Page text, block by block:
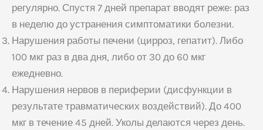
регулярно. Спустя 7 дней препарат вводят реже: раз
в неделю до устранения симптоматики болезни.
Нарушения работы печени (цирроз, гепатит). Либо
100 мкг раз в два дня, либо от 30 до 60 мкг
ежедневно.
Нарушения нервов в периферии (дисфункции в
результате травматических воздействий). До 400
мкг в течение 45 дней. Уколы делаются через день.